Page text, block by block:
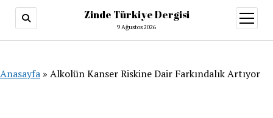
Zinde Türkiye Dergisi
9 Ağustos 2026
aç
Anasayfa » Alkolün Kanser Riskine Dair Farkındalık Artıyor